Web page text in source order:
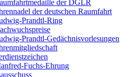
der DGLR
der deutschen Raumfahrt
Prandtl-Ring
Prandtl-Gedächnisvorlesungen
Fuchs-Ehrung